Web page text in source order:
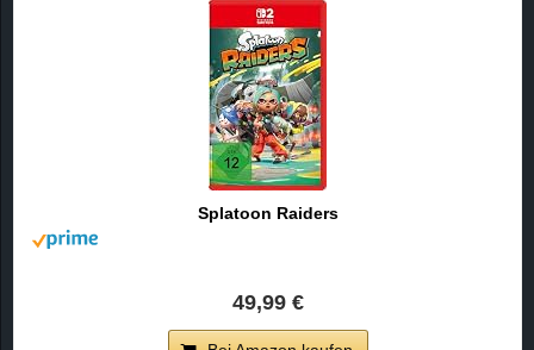
Splatoon Raiders
49,99 €